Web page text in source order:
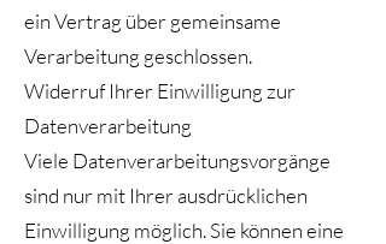
ein Vertrag über gemeinsame
Verarbeitung geschlossen.
Widerruf Ihrer Einwilligung zur
Datenverarbeitung
Viele Datenverarbeitungsvorgänge
sind nur mit Ihrer ausdrücklichen
Einwilligung möglich. Sie können eine